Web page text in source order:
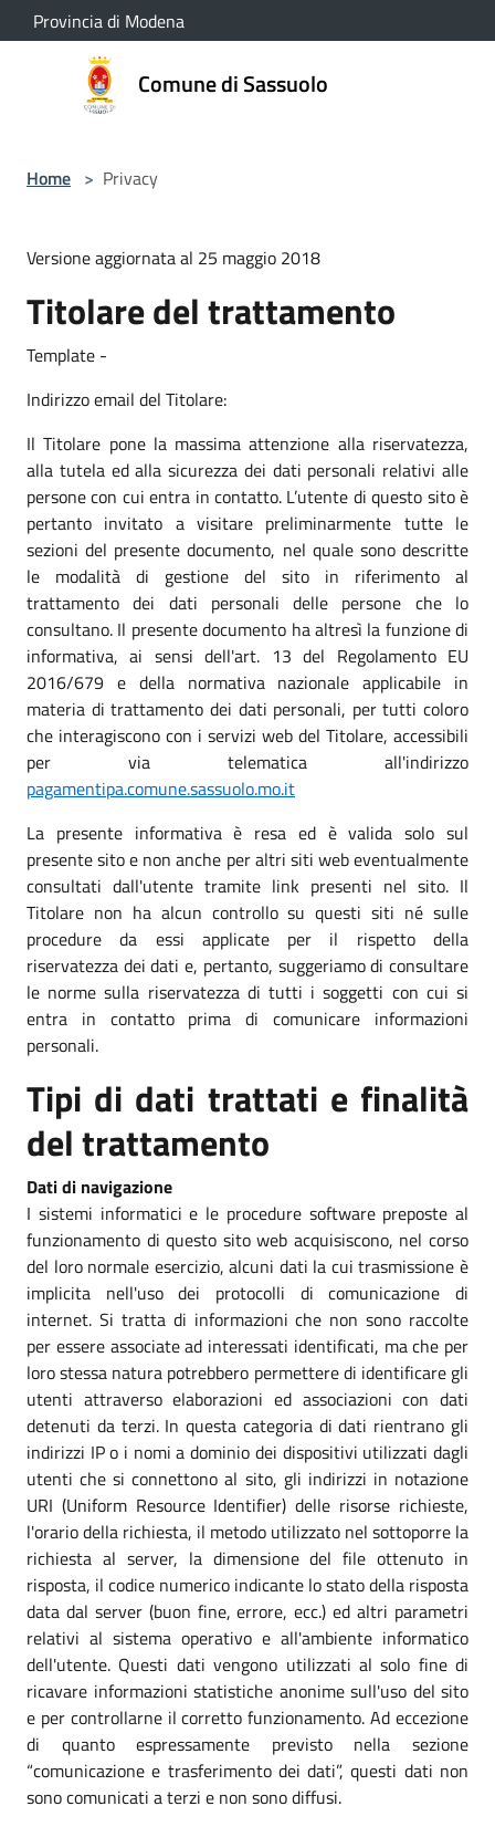
Salta al contenuto principale
Provincia di Modena
Comune di Sassuolo
Home > Privacy
Versione aggiornata al 25 maggio 2018
Titolare del trattamento
Template -
Indirizzo email del Titolare:
Il Titolare pone la massima attenzione alla riservatezza,
alla tutela ed alla sicurezza dei dati personali relativi alle
persone con cui entra in contatto. L’utente di questo sito è
pertanto invitato a visitare preliminarmente tutte le
sezioni del presente documento, nel quale sono descritte
le modalità di gestione del sito in riferimento al
trattamento dei dati personali delle persone che lo
consultano. Il presente documento ha altresì la funzione di
informativa, ai sensi dell'art. 13 del Regolamento EU
2016/679 e della normativa nazionale applicabile in
materia di trattamento dei dati personali, per tutti coloro
che interagiscono con i servizi web del Titolare, accessibili
per via telematica all'indirizzo
pagamentipa.comune.sassuolo.mo.it
La presente informativa è resa ed è valida solo sul
presente sito e non anche per altri siti web eventualmente
consultati dall'utente tramite link presenti nel sito. Il
Titolare non ha alcun controllo su questi siti né sulle
procedure da essi applicate per il rispetto della
riservatezza dei dati e, pertanto, suggeriamo di consultare
le norme sulla riservatezza di tutti i soggetti con cui si
entra in contatto prima di comunicare informazioni
personali.
Tipi di dati trattati e finalità
del trattamento
Dati di navigazione
I sistemi informatici e le procedure software preposte al
funzionamento di questo sito web acquisiscono, nel corso
del loro normale esercizio, alcuni dati la cui trasmissione è
implicita nell'uso dei protocolli di comunicazione di
internet. Si tratta di informazioni che non sono raccolte
per essere associate ad interessati identificati, ma che per
loro stessa natura potrebbero permettere di identificare gli
utenti attraverso elaborazioni ed associazioni con dati
detenuti da terzi. In questa categoria di dati rientrano gli
indirizzi IP o i nomi a dominio dei dispositivi utilizzati dagli
utenti che si connettono al sito, gli indirizzi in notazione
URI (Uniform Resource Identifier) delle risorse richieste,
l'orario della richiesta, il metodo utilizzato nel sottoporre la
richiesta al server, la dimensione del file ottenuto in
risposta, il codice numerico indicante lo stato della risposta
data dal server (buon fine, errore, ecc.) ed altri parametri
relativi al sistema operativo e all'ambiente informatico
dell'utente. Questi dati vengono utilizzati al solo fine di
ricavare informazioni statistiche anonime sull'uso del sito
e per controllarne il corretto funzionamento. Ad eccezione
di quanto espressamente previsto nella sezione
“comunicazione e trasferimento dei dati”, questi dati non
sono comunicati a terzi e non sono diffusi.